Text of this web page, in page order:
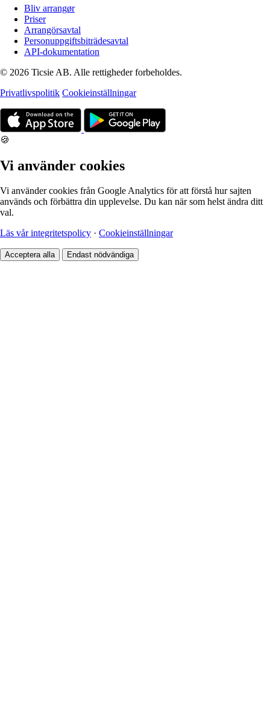
Bliv arrangør
Priser
Arrangörsavtal
Personuppgiftsbiträdesavtal
API-dokumentation
© 2026 Ticsie AB. Alle rettigheder forbeholdes.
Privatlivspolitik Cookieinställningar
🍪
Vi använder cookies
Vi använder cookies från Google Analytics för att förstå hur sajten
används och förbättra din upplevelse. Du kan när som helst ändra ditt
val.
Läs vår integritetspolicy · Cookieinställningar
Acceptera alla Endast nödvändiga